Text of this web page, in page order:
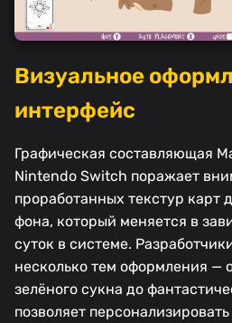
Визуальное
интерфейс
Графическая составляющая
Nintendo Switch поражает
проработанных текстур карт
фона, который меняется в
суток в системе.
несколько тем оформления —
зелёного сукна до
позволяет